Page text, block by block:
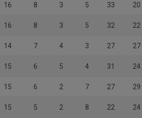
16 8 3 5 33 20
16 8 3 5 32 22
14 7 4 3 27 27
15 6 5 4 31 24
15 6 2 7 27 29
15 5 2 8 22 24